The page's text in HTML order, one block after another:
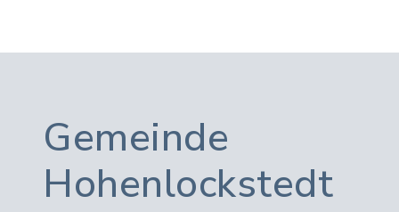
Gemeinde
Hohenlockstedt